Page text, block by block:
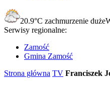
20.9°C zachmurzenie duże
Serwisy regionalne:
Zamość
Gmina Zamość
Strona główna TV Franciszek